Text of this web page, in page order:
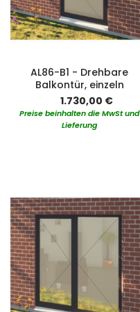
AL86-B1 - Drehbare
Balkontür, einzeln
1.730,00 €
Preise beinhalten die MwSt und
Lieferung